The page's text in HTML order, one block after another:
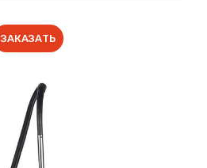
ЗАКАЗАТЬ